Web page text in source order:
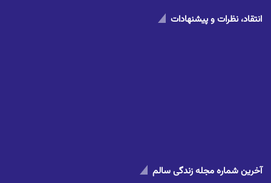
انتقاد، نظرات و پیشنهادات
آخرین شماره مجله زندگی سالم